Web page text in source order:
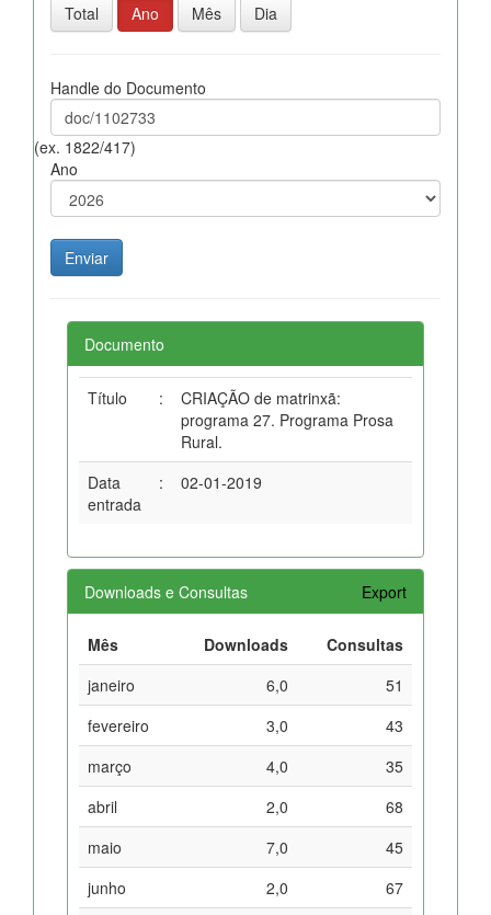
Total
Ano Mês Dia
Handle do Documento
(ex. 1822/417)
Ano
Documento
Título :
CRIAÇÃO de matrinxã:
programa 27. Programa Prosa
Rural.
Data
entrada
: 02-01-2019
Downloads e Consultas Export
Mês Downloads
Consultas
janeiro
6,0
51
fevereiro
3,0
43
março
4,0
35
abril
2,0
68
maio
7,0
45
junho
2,0
67